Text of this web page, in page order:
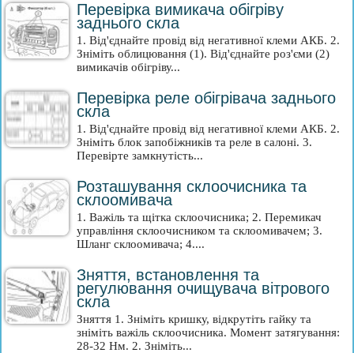
Перевірка вимикача обігріву
заднього скла
1. Від'єднайте провід від негативної клеми АКБ. 2.
Зніміть облицювання (1). Від'єднайте роз'єми (2)
вимикачів обігріву...
Перевірка реле обігрівача заднього
скла
1. Від'єднайте провід від негативної клеми АКБ. 2.
Зніміть блок запобіжників та реле в салоні. 3.
Перевірте замкнутість...
Розташування склоочисника та
склоомивача
1. Важіль та щітка склоочисника; 2. Перемикач
управління склоочисником та склоомивачем; 3.
Шланг склоомивача; 4....
Зняття, встановлення та
регулювання очищувача вітрового
скла
Зняття 1. Зніміть кришку, відкрутіть гайку та
зніміть важіль склоочисника. Момент затягування:
28-32 Нм. 2. Зніміть...